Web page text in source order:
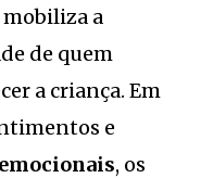
a
de quem
a criança. Em
e
, os